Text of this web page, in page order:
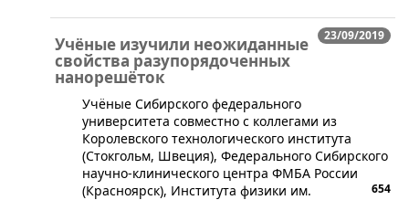
23/09/2019
Учёные изучили неожиданные
свойства разупорядоченных
нанорешёток
Учёные Сибирского федерального
университета совместно с коллегами из
Королевского технологического института
(Стокгольм, Швеция), Федерального Сибирского
научно-клинического центра ФМБА России
(Красноярск), Института физики им.
654